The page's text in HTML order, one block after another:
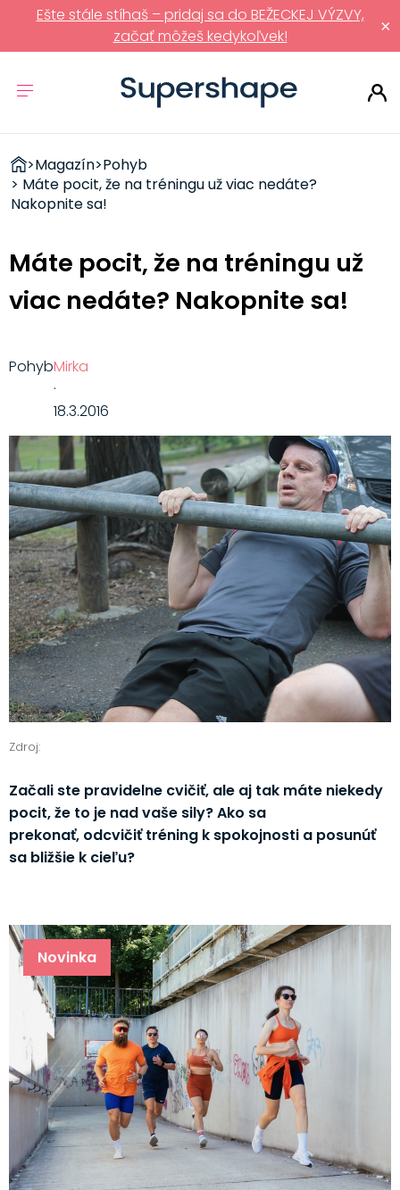
×
Ešte stále stíhaš – pridaj sa do BEŽECKEJ VÝZVY,
začať môžeš kedykoľvek!
ZDRAVÉ
RÝCHLOVKY
>Magazín>Pohyb
> Máte pocit, že na tréningu už viac nedáte?
Nakopnite sa!
Máte pocit, že na tréningu už
viac nedáte? Nakopnite sa!
Zdroj:
Začali ste pravidelne cvičiť, ale aj tak máte niekedy
pocit, že to je nad vaše sily? Ako sa
prekonať, odcvičiť tréning k spokojnosti a posunúť
sa bližšie k cieľu?
Novinka
PohybMirka
·
18.3.2016